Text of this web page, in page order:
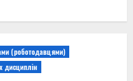
(роботодавцями)
дисциплін